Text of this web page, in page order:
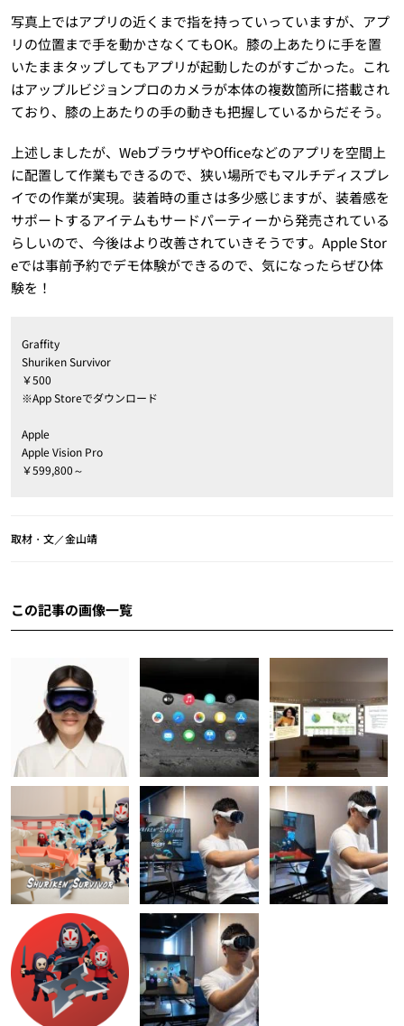
写真上ではアプリの近くまで指を持っていっていますが、アプ
リの位置まで手を動かさなくてもOK。膝の上あたりに手を置
いたままタップしてもアプリが起動したのがすごかった。これ
はアップルビジョンプロのカメラが本体の複数箇所に搭載され
ており、膝の上あたりの手の動きも把握しているからだそう。
上述しましたが、WebブラウザやOfficeなどのアプリを空間上
に配置して作業もできるので、狭い場所でもマルチディスプレ
イでの作業が実現。装着時の重さは多少感じますが、装着感を
サポートするアイテムもサードパーティーから発売されている
らしいので、今後はより改善されていきそうです。Apple Stor
eでは事前予約でデモ体験ができるので、気になったらぜひ体
験を！
Graffity
Shuriken Survivor
￥500
※App Storeでダウンロード
Apple
Apple Vision Pro
￥599,800～
取材・文／金山靖
この記事の画像一覧